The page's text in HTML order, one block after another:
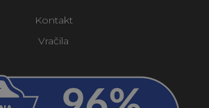
Kontakt
Vračila